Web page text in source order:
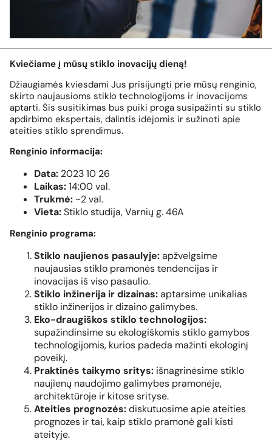
Kviečiame į mūsų stiklo inovacijų dieną!
Džiaugiamės kviesdami Jus prisijungti prie mūsų renginio,
skirto naujausioms stiklo technologijoms ir inovacijoms
aptarti. Šis susitikimas bus puiki proga susipažinti su stiklo
apdirbimo ekspertais, dalintis idėjomis ir sužinoti apie
ateities stiklo sprendimus.
Renginio informacija:
Data: 2023 10 26
Laikas:14:00 val.
Trukmė: ~2 val.
Vieta:Stiklo studija, Varnių g. 46A
Renginio programa:
Stiklo naujienos pasaulyje:apžvelgsime
naujausias stiklo pramonės tendencijas ir
inovacijas iš viso pasaulio.
Stiklo inžinerija ir dizainas:aptarsime unikalias
stiklo inžinerijos ir dizaino galimybes.
Eko-draugiškos stiklo technologijos:
supažindinsime su ekologiškomis stiklo gamybos
technologijomis, kurios padeda mažinti ekologinį
poveikį.
Praktinės taikymo sritys: išnagrinėsime stiklo
naujienų naudojimo galimybes pramonėje,
architektūroje ir kitose srityse.
Ateities prognozės:diskutuosime apie ateities
prognozes ir tai, kaip stiklo pramonė gali kisti
ateityje.